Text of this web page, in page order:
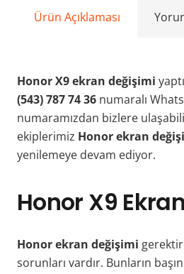
Ürün Açıklaması
Honor X9 ekran değişimi
(543) 787 74 36 numaralı
numaramızdan bizlere
ekiplerimiz Honor ekran
yenilemeye devam ediyor.
Honor X9
Honor ekran değişimi
sorunları vardır. Bunların